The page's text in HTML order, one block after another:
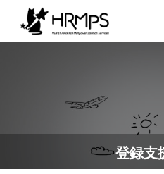
登録支